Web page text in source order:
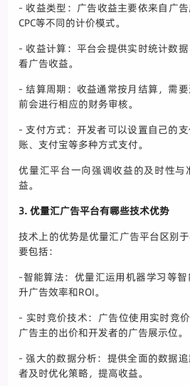
- 收益类型：广告收益主要依来自广告
CPC等不同的计价模式。
- 收益计算：平台会提供实时统计数
看广告收益。
- 结算周期：收益通常按月结算，需
前会进行相应的财务审核。
- 支付方式：开发者可以设置自己的
账、支付宝等多种方式支付。
优量汇平台一向强调收益的及时性
益。
3. 优量汇广告平台有哪些技术优势
技术上的优势是优量汇广告平台区别
要包括：
-智能算法：优量汇运用机器学习等
升广告效率和ROI。
- 实时竞价技术：广告位使用实时竞
广告主的出价和开发者的广告展示位。
- 强大的数据分析：提供全面的数据
者及时优化策略，提高收益。